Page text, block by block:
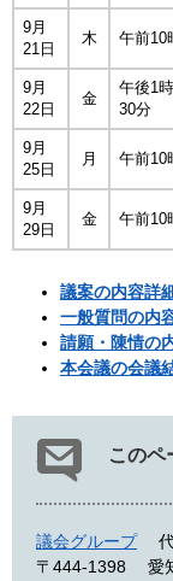
9月
21日
木 午前10
9月
22日
金
午後1時
30分
9月
25日
月 午前10
9月
29日
金 午前10
議案の内容詳
一般質問の内
請願・陳情の
本会議の会議
このペ
議会グループ
〒444-1398
愛